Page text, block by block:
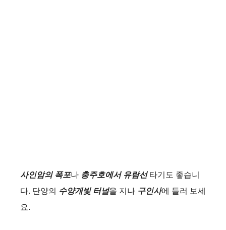
사인암의 폭포나 충주호에서 유람선타기도 좋습니
다. 단양의 수양개빛 터널을 지나 구인사에 들러 보세
요.